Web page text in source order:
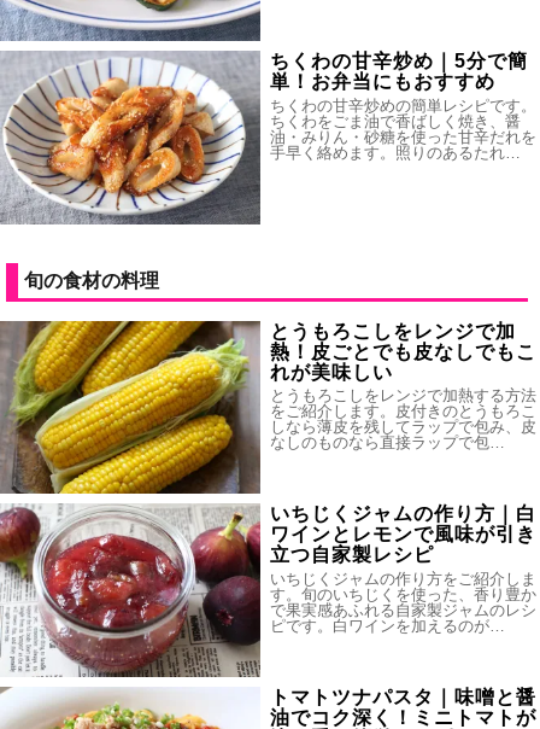
ちくわの甘辛炒め｜5分で簡
単！お弁当にもおすすめ
ちくわの甘辛炒めの簡単レシピです。
ちくわをごま油で香ばしく焼き、醤
油・みりん・砂糖を使った甘辛だれを
手早く絡めます。照りのあるたれ…
旬の食材の料理
とうもろこしをレンジで加
熱！皮ごとでも皮なしでもこ
れが美味しい
とうもろこしをレンジで加熱する方法
をご紹介します。皮付きのとうもろこ
しなら薄皮を残してラップで包み、皮
なしのものなら直接ラップで包…
いちじくジャムの作り方｜白
ワインとレモンで風味が引き
立つ自家製レシピ
いちじくジャムの作り方をご紹介しま
す。旬のいちじくを使った、香り豊か
で果実感あふれる自家製ジャムのレシ
ピです。白ワインを加えるのが…
トマトツナパスタ｜味噌と醤
油でコク深く！ミニトマトが